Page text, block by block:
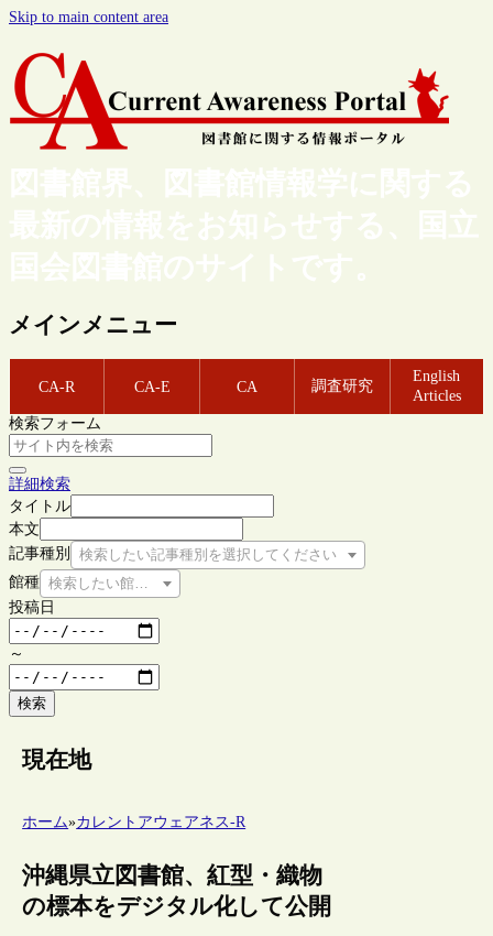
Skip to main content area
図書館界、図書館情報学に関する
最新の情報をお知らせする、国立
国会図書館のサイトです。
メインメニュー
CA-R CA-E CA 調査研究
English
Articles
検索フォーム
詳細検索
タイトル
本文
記事種別
検索したい記事種別を選択してください
館種 検索したい館種を選択してください
投稿日
～
検索
現在地
ホーム»カレントアウェアネス-R
沖縄県立図書館、紅型・織物
の標本をデジタル化して公開